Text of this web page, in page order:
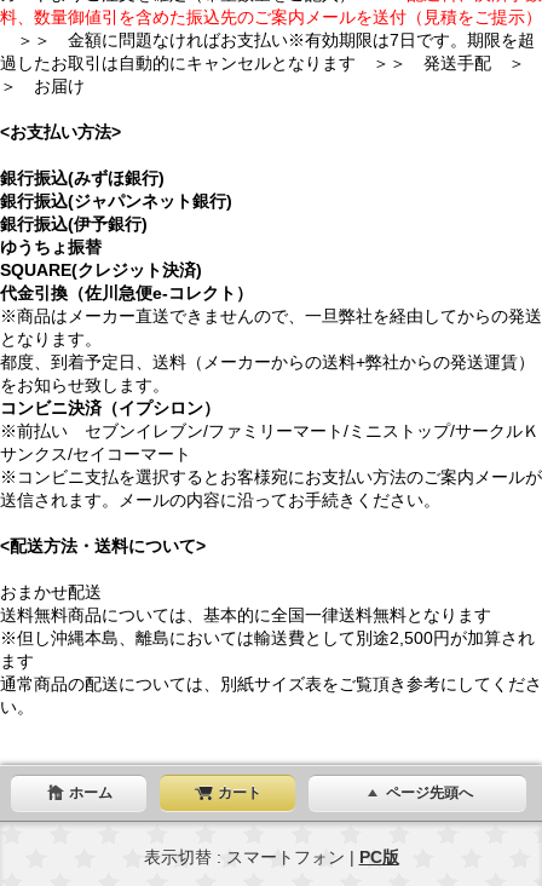
料、数量御値引を含めた振込先のご案内メールを送付（見積をご提示）
＞＞ 金額に問題なければお支払い※有効期限は7日です。期限を超
過したお取引は自動的にキャンセルとなります ＞＞ 発送手配 ＞
＞ お届け
<お支払い方法>
銀行振込(みずほ銀行)
銀行振込(ジャパンネット銀行)
銀行振込(伊予銀行)
ゆうちょ振替
SQUARE(クレジット決済)
代金引換（佐川急便e-コレクト）
※商品はメーカー直送できませんので、一旦弊社を経由してからの発送
となります。
都度、到着予定日、送料（メーカーからの送料+弊社からの発送運賃）
をお知らせ致します。
コンビニ決済（イプシロン）
※前払い セブンイレブン/ファミリーマート/ミニストップ/サークルＫ
サンクス/セイコーマート
※コンビニ支払を選択するとお客様宛にお支払い方法のご案内メールが
送信されます。メールの内容に沿ってお手続きください。
<配送方法・送料について>
おまかせ配送
送料無料商品については、基本的に全国一律送料無料となります
※但し沖縄本島、離島においては輸送費として別途2,500円が加算され
ます
通常商品の配送については、別紙サイズ表をご覧頂き参考にしてくださ
い。
ホーム カート ページ先頭へ
表示切替 : スマートフォン | PC版